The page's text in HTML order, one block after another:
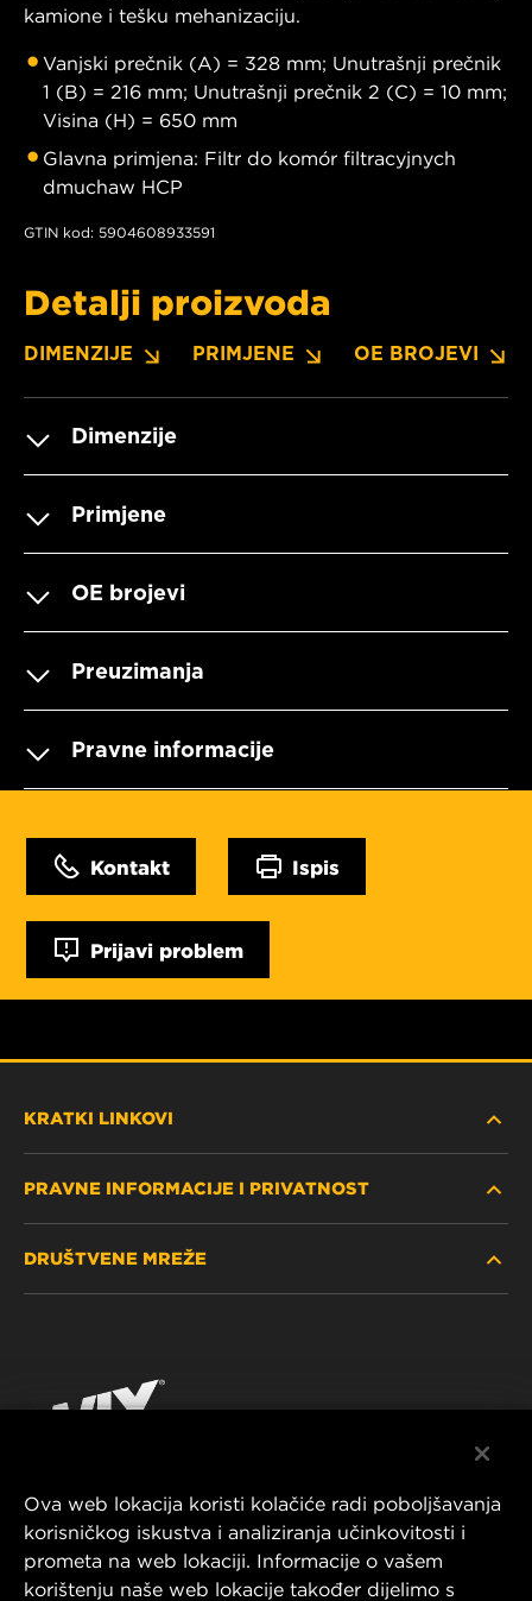
kamione i tešku mehanizaciju.
Vanjski prečnik (A) = 328 mm; Unutrašnji prečnik
1 (B) = 216 mm; Unutrašnji prečnik 2 (C) = 10 mm;
Visina (H) = 650 mm
Glavna primjena: Filtr do komór filtracyjnych
dmuchaw HCP
GTIN kod: 5904608933591
Detalji proizvoda
DIMENZIJE PRIMJENE OE BROJEVI
Dimenzije
Primjene
OE brojevi
Preuzimanja
Pravne informacije
Kontakt Ispis
Prijavi problem
KRATKI LINKOVI
GDJE KUPITI
KONTAKTIRAJTE NAS
PRAVNE INFORMACIJE I PRIVATNOST
IMPRESSUM
DRUŠTVENE MREŽE
YouTube
MANN+HUMMEL FT Poland
ul. Wrocławska 145,
Ova web lokacija koristi kolačiće radi poboljšavanja
korisničkog iskustva i analiziranja učinkovitosti i
prometa na web lokaciji. Informacije o vašem
korištenju naše web lokacije također dijelimo s